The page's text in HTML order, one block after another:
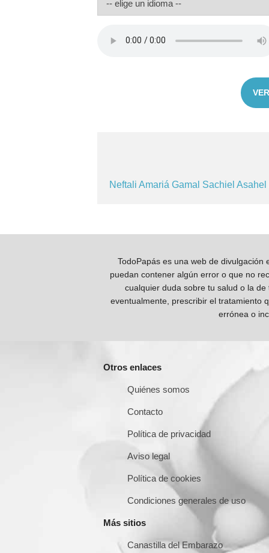
Neftali Amariá Gamal Sachiel Asahel
TodoPapás es una web de
puedan contener algún error o que no
cualquier duda sobre tu salud o la
eventualmente, prescribir el tratamiento
errónea o
Otros enlaces
Quiénes somos
Contacto
Política de privacidad
Aviso legal
Política de cookies
Condiciones generales de uso
Más sitios
Canastilla del Embarazo